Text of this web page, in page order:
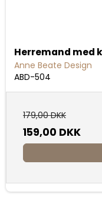
Herremand med
Anne Beate Design
ABD-504
179,00 DKK
159,00 DKK